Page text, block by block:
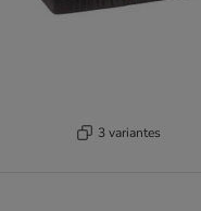
3 variantes